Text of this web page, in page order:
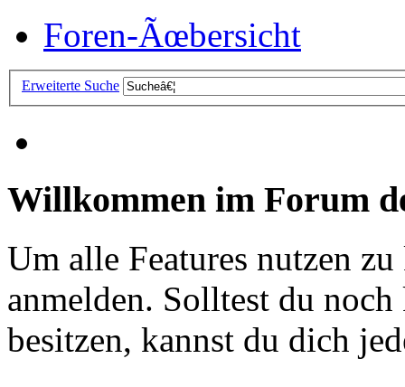
Foren-Ãœbersicht
Erweiterte Suche
Willkommen im Forum
Um alle Features nutzen
anmelden. Solltest du
besitzen, kannst du dich